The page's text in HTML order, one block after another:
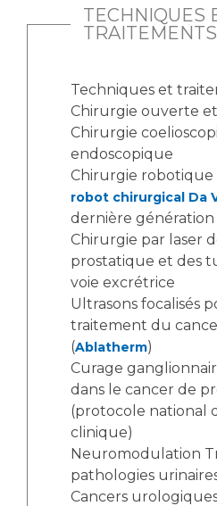
TECHNIQUES
TRAITEMENTS
Techniques et
Chirurgie ouverte
Chirurgie
endoscopique
Chirurgie robotique
robot chirurgical Da
dernière génération
Chirurgie par laser
prostatique et des
voie excrétrice
Ultrasons focalisés
traitement du
(Ablatherm)
Curage
dans le cancer de
(protocole national
clinique)
Neuromodulation
pathologies
Cancers